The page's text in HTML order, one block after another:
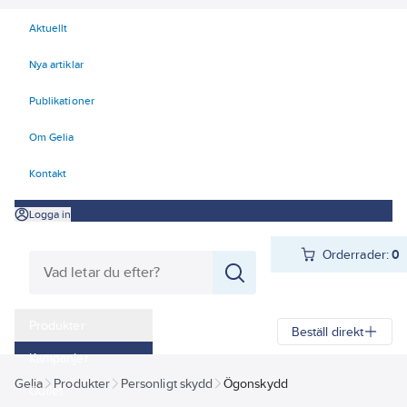
Aktuellt
Nya artiklar
Publikationer
Om Gelia
Kontakt
Logga in
Orderrader:0
Kampanjer
Outlet
Beställ direkt
Gelia Produkter Personligt skydd Ögonskydd